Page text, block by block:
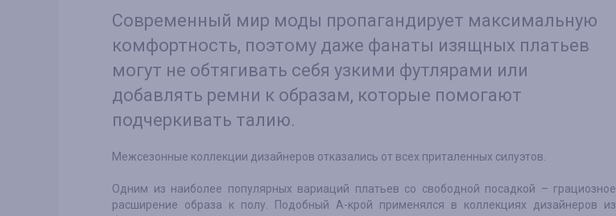
Современный мир моды пропагандирует максимальную
комфортность, поэтому даже фанаты изящных платьев
могут не обтягивать себя узкими футлярами или
добавлять ремни к образам, которые помогают
подчеркивать талию.
Межсезонные коллекции дизайнеров отказались от всех приталенных силуэтов.
Одним из наиболее популярных вариаций платьев со свободной посадкой – грациозное
расширение образа к полу. Подобный А-крой применялся в коллекциях дизайнеров из